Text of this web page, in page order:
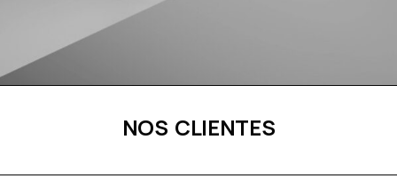
NOS CLIENTES